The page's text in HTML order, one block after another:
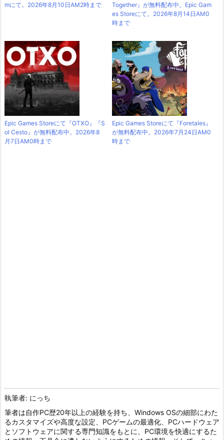
mにて。2026年8月10日AM2時まで
Together』が無料配布中。Epic Gam
es Storeにて。2026年8月14日AM0
時まで
Epic Games Storeにて『OTXO』『S
ol Cesto』が無料配布中。2026年8
月7日AM0時まで
Epic Games Storeにて『Foretales』
が無料配布中。2026年7月24日AM0
時まで
執筆者: にっち
筆者は自作PC歴20年以上の経験を持ち、Windows OSの細部にわた
るカスタマイズや高度な設定、PCゲームの最適化、PCハードウェア
とソフトウェアに関する専門知識をもとに、PC環境を快適にするた